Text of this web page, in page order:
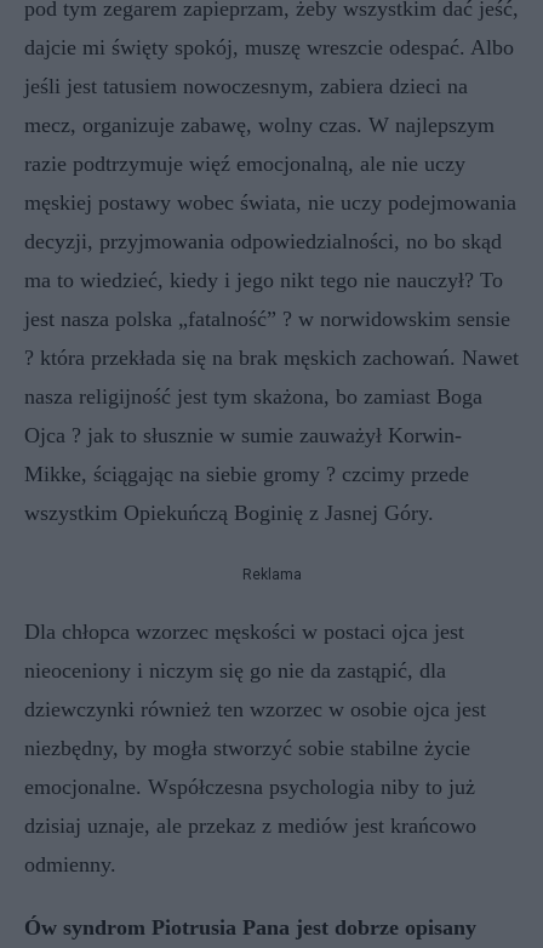
pod tym zegarem zapieprzam, żeby wszystkim dać jeść,
dajcie mi święty spokój, muszę wreszcie odespać. Albo
jeśli jest tatusiem nowoczesnym, zabiera dzieci na
mecz, organizuje zabawę, wolny czas. W najlepszym
razie podtrzymuje więź emocjonalną, ale nie uczy
męskiej postawy wobec świata, nie uczy podejmowania
decyzji, przyjmowania odpowiedzialności, no bo skąd
ma to wiedzieć, kiedy i jego nikt tego nie nauczył? To
jest nasza polska „fatalność” ? w norwidowskim sensie
? która przekłada się na brak męskich zachowań. Nawet
nasza religijność jest tym skażona, bo zamiast Boga
Ojca ? jak to słusznie w sumie zauważył Korwin-
Mikke, ściągając na siebie gromy ? czcimy przede
wszystkim Opiekuńczą Boginię z Jasnej Góry.
Reklama
Dla chłopca wzorzec męskości w postaci ojca jest
nieoceniony i niczym się go nie da zastąpić, dla
dziewczynki również ten wzorzec w osobie ojca jest
niezbędny, by mogła stworzyć sobie stabilne życie
emocjonalne. Współczesna psychologia niby to już
dzisiaj uznaje, ale przekaz z mediów jest krańcowo
odmienny.
Ów syndrom Piotrusia Pana jest dobrze opisany